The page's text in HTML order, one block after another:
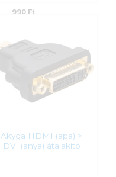
990 Ft
Akyga HDMI (apa) >
DVI (anya) átalakító